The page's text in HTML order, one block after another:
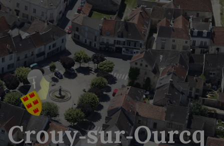
Crouy‑sur‑Ourcq